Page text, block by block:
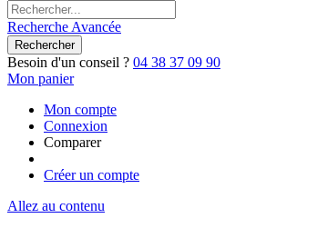
Recherche Avancée
Rechercher
Besoin d'un conseil ? 04 38 37 09 90
Mon panier
Mon compte
Connexion
Comparer
Créer un compte
Allez au contenu